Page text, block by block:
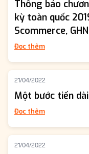
Thông báo
kỳ toàn quốc
Scommerce,
Đọc thêm
21/04/2022
Một bước tiến
Đọc thêm
21/04/2022